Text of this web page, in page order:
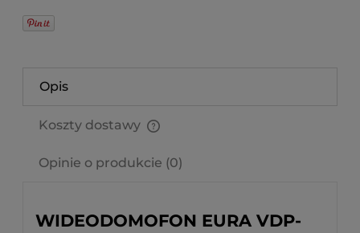
Opis
Koszty dostawy
Opinie o produkcie (0)
WIDEODOMOFON EURA VDP-